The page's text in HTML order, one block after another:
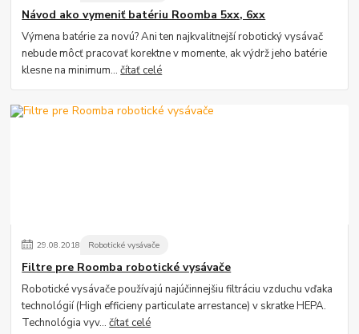
Návod ako vymeniť batériu Roomba 5xx, 6xx
Výmena batérie za novú? Ani ten najkvalitnejší robotický vysávač
nebude môcť pracovať korektne v momente, ak výdrž jeho batérie
klesne na minimum...čítať celé
29.08.2018 Robotické vysávače
Filtre pre Roomba robotické vysávače
Robotické vysávače používajú najúčinnejšiu filtráciu vzduchu vďaka
technológií (High efficieny particulate arrestance) v skratke HEPA.
Technológia vyv...čítať celé